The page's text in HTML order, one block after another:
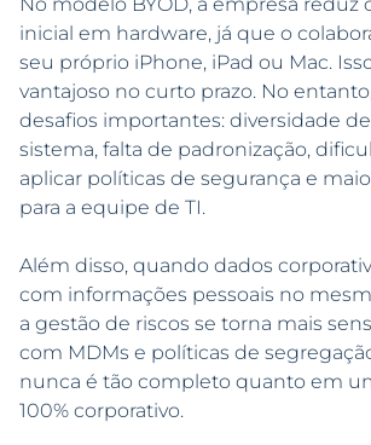
inicial em hardware, já que o
seu próprio iPhone, iPad ou Mac.
vantajoso no curto prazo. No
desafios importantes: diversidade
sistema, falta de padronização,
aplicar políticas de segurança e
para a equipe de TI.
Além disso, quando dados
com informações pessoais no
a gestão de riscos se torna mais
com MDMs e políticas de
nunca é tão completo quanto em
100% corporativo.